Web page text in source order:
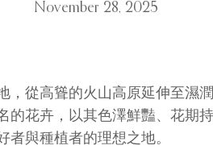
November 28, 2025
從高聳的火山高原延伸至濕
花卉，以其色澤鮮豔、花期
與種植者的理想之地。